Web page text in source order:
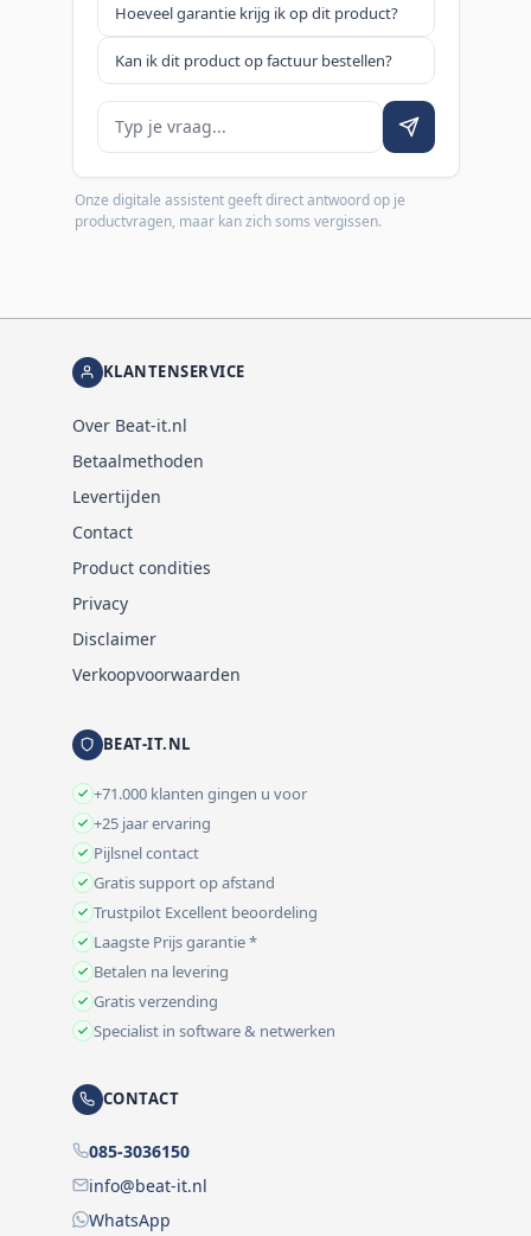
Hoeveel garantie krijg ik op dit product?
Kan ik dit product op factuur bestellen?
Je vraag
Onze digitale assistent geeft direct antwoord op je
productvragen, maar kan zich soms vergissen.
KLANTENSERVICE
Over Beat-it.nl
Betaalmethoden
Levertijden
Contact
Product condities
Privacy
Disclaimer
Verkoopvoorwaarden
BEAT-IT.NL
+71.000 klanten gingen u voor
+25 jaar ervaring
Pijlsnel contact
Gratis support op afstand
Trustpilot Excellent beoordeling
Laagste Prijs garantie *
Betalen na levering
Gratis verzending
Specialist in software & netwerken
CONTACT
085-3036150
info@beat-it.nl
WhatsApp